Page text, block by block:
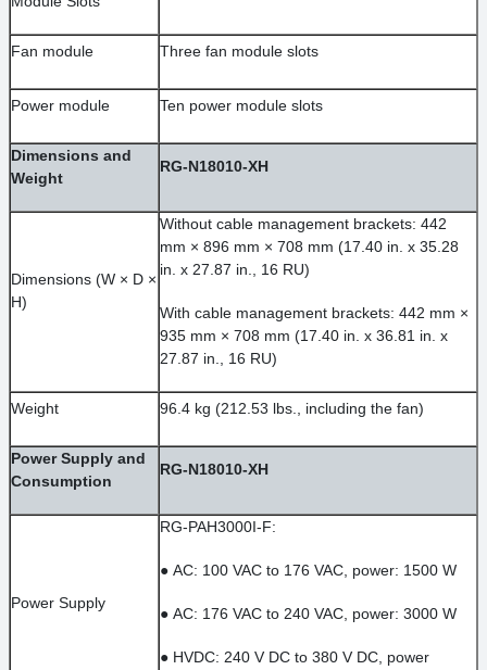
Fan module Three fan module slots
Power module Ten power module slots
Dimensions and
Weight
RG-N18010-XH
Dimensions (W × D ×
H)
Without cable management brackets: 442
mm × 896 mm × 708 mm (17.40 in. x 35.28
in. x 27.87 in., 16 RU)
With cable management brackets: 442 mm ×
935 mm × 708 mm (17.40 in. x 36.81 in. x
27.87 in., 16 RU)
Weight 96.4 kg (212.53 lbs., including the fan)
Power Supply and
Consumption
RG-N18010-XH
Power Supply
RG-PAH3000I-F:
● AC: 100 VAC to 176 VAC, power: 1500 W
● AC: 176 VAC to 240 VAC, power: 3000 W
● HVDC: 240 V DC to 380 V DC, power